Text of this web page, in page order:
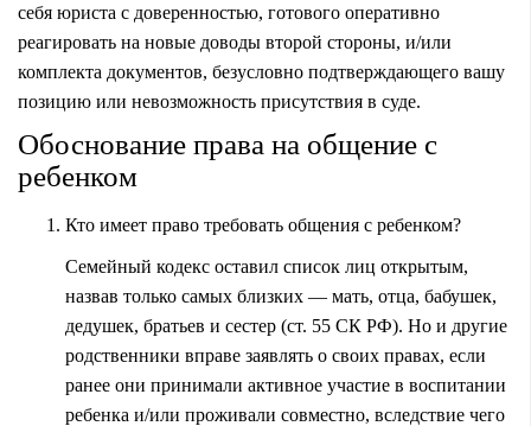
себя юриста с доверенностью, готового оперативно
реагировать на новые доводы второй стороны, и/или
комплекта документов, безусловно подтверждающего вашу
позицию или невозможность присутствия в суде.
Обоснование права на общение с
ребенком
Кто имеет право требовать общения с ребенком?
Семейный кодекс оставил список лиц открытым,
назвав только самых близких — мать, отца, бабушек,
дедушек, братьев и сестер (ст. 55 СК РФ). Но и другие
родственники вправе заявлять о своих правах, если
ранее они принимали активное участие в воспитании
ребенка и/или проживали совместно, вследствие чего